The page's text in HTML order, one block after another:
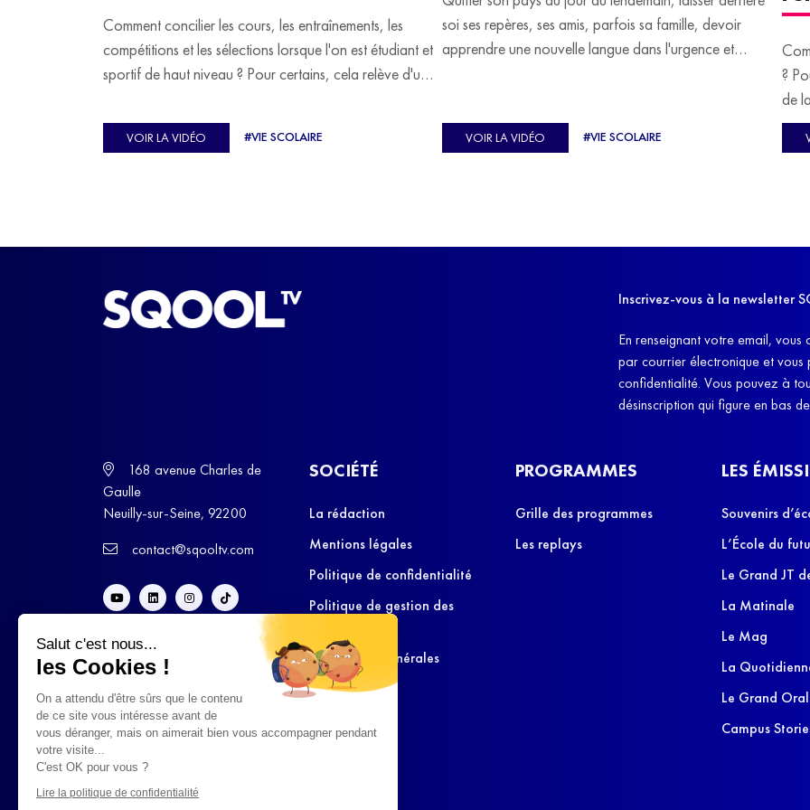
Salut c'est nous...
les Cookies !
On a attendu d'être sûrs que le contenu
de ce site vous intéresse avant de
vous déranger, mais on aimerait bien vous accompagner pendant
votre visite...
C'est OK pour vous ?
Lire la politique de confidentialité
Comment concilier les cours, les entraînements, les
compétitions et les sélections lorsque l'on est étudiant et
sportif de haut niveau ? Pour certains, cela relève d'un
Ulysse Soriano, vice-champion d'Europe de Horse-
ball, qui a failli abandonner ses études avant de
VOIR LA VIDÉO #VIE SCOLAIRE
soi ses repères, ses amis, parfois sa famille, devoir
apprendre une nouvelle langue dans l'urgence et
C'est l'histoire de nombreux réfugiés, et notamment
celle de Lisa Machukha, que nous vous proposons de
VOIR LA VIDÉO #VIE SCOLAIRE
?
de
Inscrivez-vous à la newsletter
En renseignant votre email,
par courrier électronique et
confidentialité. Vous pouvez à
désinscription qui figure en bas
168 avenue Charles de
Gaulle
Neuilly-sur-Seine, 92200
contact@sqooltv.com
SOCIÉTÉ
La rédaction
Mentions légales
Politique de confidentialité
Politique de gestion des
Conditions Générales
d’Utilisation
PROGRAMMES
Grille des programmes
Les replays
LES
Souvenirs
L’École du
Le Grand JT
La Matinale
Le Mag
La
Le Grand Oral
Campus